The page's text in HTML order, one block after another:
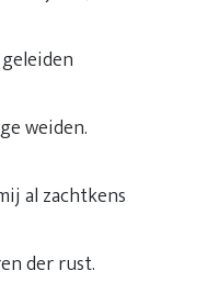
weiden.
al zachtkens
der rust.